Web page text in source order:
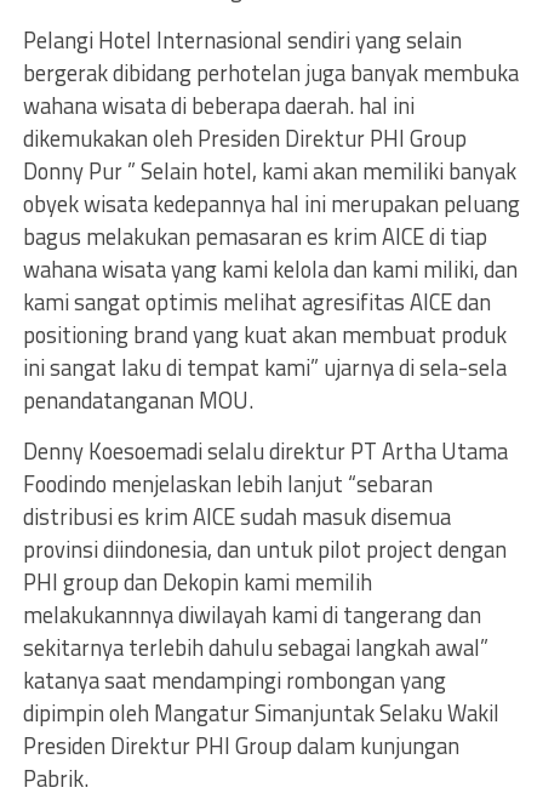
Pelangi Hotel Internasional sendiri yang selain
bergerak dibidang perhotelan juga banyak membuka
wahana wisata di beberapa daerah. hal ini
dikemukakan oleh Presiden Direktur PHI Group
Donny Pur ” Selain hotel, kami akan memiliki banyak
obyek wisata kedepannya hal ini merupakan peluang
bagus melakukan pemasaran es krim AICE di tiap
wahana wisata yang kami kelola dan kami miliki, dan
kami sangat optimis melihat agresifitas AICE dan
positioning brand yang kuat akan membuat produk
ini sangat laku di tempat kami” ujarnya di sela-sela
penandatanganan MOU.
Denny Koesoemadi selalu direktur PT Artha Utama
Foodindo menjelaskan lebih lanjut “sebaran
distribusi es krim AICE sudah masuk disemua
provinsi diindonesia, dan untuk pilot project dengan
PHI group dan Dekopin kami memilih
melakukannnya diwilayah kami di tangerang dan
sekitarnya terlebih dahulu sebagai langkah awal”
katanya saat mendampingi rombongan yang
dipimpin oleh Mangatur Simanjuntak Selaku Wakil
Presiden Direktur PHI Group dalam kunjungan
Pabrik.